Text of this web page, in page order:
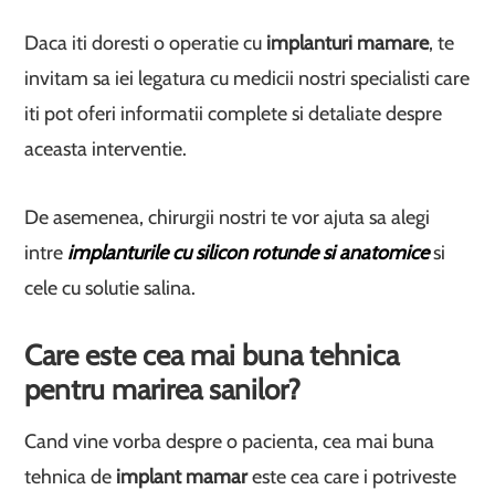
Daca iti doresti o operatie cu implanturi mamare, te
invitam sa iei legatura cu medicii nostri specialisti care
iti pot oferi informatii complete si detaliate despre
aceasta interventie.
De asemenea, chirurgii nostri te vor ajuta sa alegi
intre implanturile cu silicon rotunde si anatomicesi
cele cu solutie salina.
Care este cea mai buna tehnica
pentru marirea sanilor?
Cand vine vorba despre o pacienta, cea mai buna
tehnica de implant mamareste cea care i potriveste